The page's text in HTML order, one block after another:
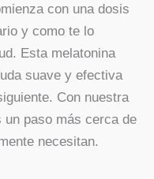
con una dosis
y como te lo
Esta melatonina
suave y efectiva
Con nuestra
un paso más cerca de
necesitan.